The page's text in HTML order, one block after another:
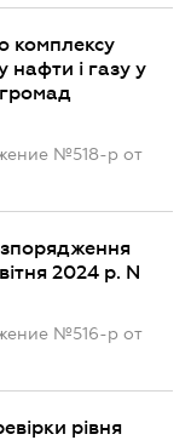
комплексу
і газу у
громад
№518-р от
2024 р. N
№516-р от
рівня